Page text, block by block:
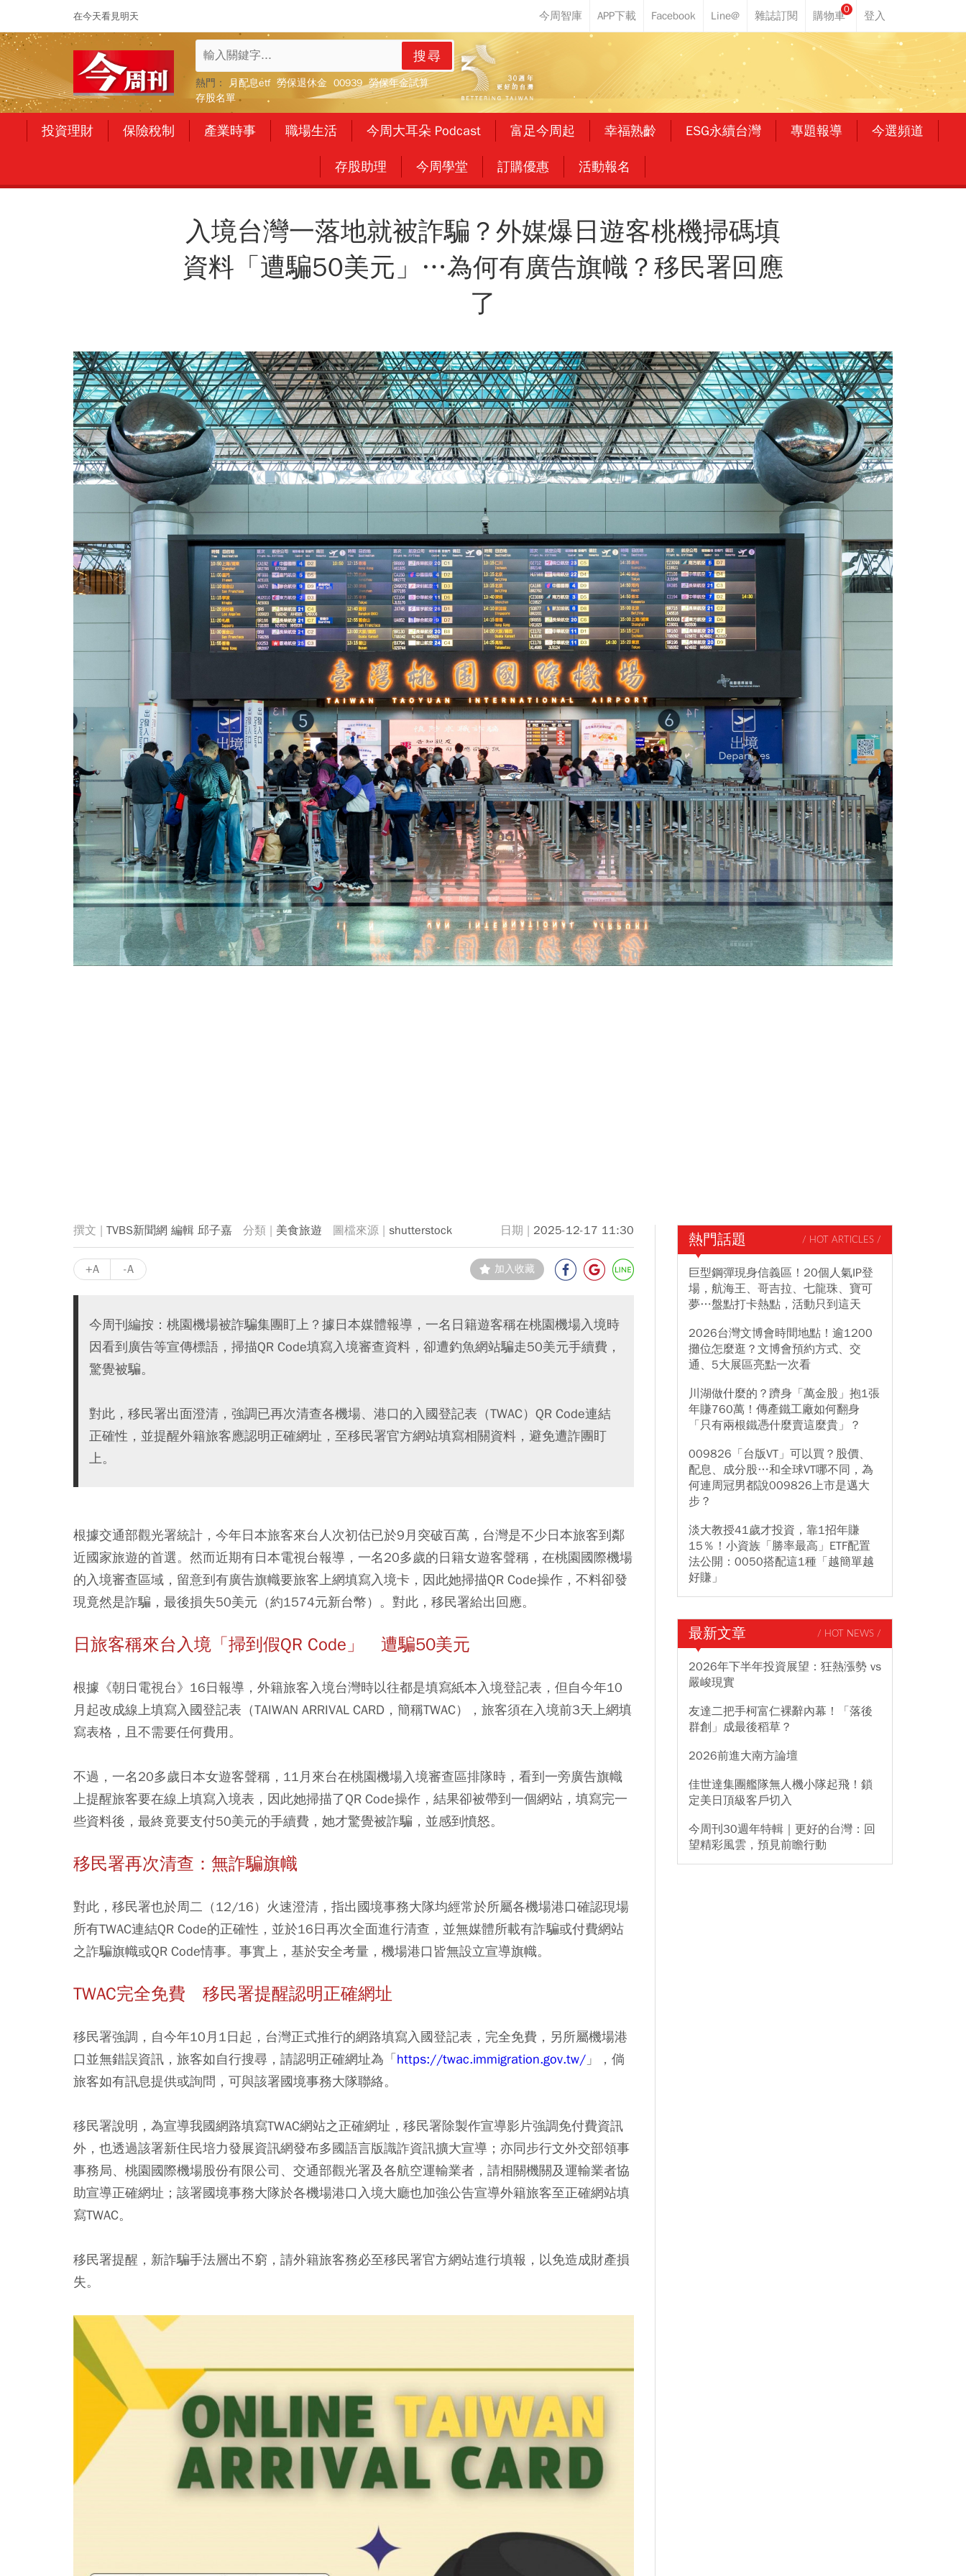
在今天看見明天
0
搜尋
熱門： 月配息etf 勞保退休金 00939 勞保年金試算
存股名單
投資理財 保險稅制 產業時事 職場生活 今周大耳朵 Podcast 富足今周起 幸福熟齡 ESG永續台灣 專題報導 今選頻道
存股助理 今周學堂 訂購優惠 活動報名
入境台灣一落地就被詐騙？外媒爆日遊客桃機掃碼填
資料「遭騙50美元」…為何有廣告旗幟？移民署回應
了
TVBS新聞網 編輯 邱子嘉 美食旅遊 shutterstock 2025-12-17 11:30
+A -A 加入收藏
今周刊編按：桃園機場被詐騙集團盯上？據日本媒體報導，一名日籍遊客稱在桃園機場入境時
因看到廣告等宣傳標語，掃描QR Code填寫入境審查資料，卻遭釣魚網站騙走50美元手續費，
驚覺被騙。
對此，移民署出面澄清，強調已再次清查各機場、港口的入國登記表（TWAC）QR Code連結
正確性，並提醒外籍旅客應認明正確網址，至移民署官方網站填寫相關資料，避免遭詐團盯
上。
根據交通部觀光署統計，今年日本旅客來台人次初估已於9月突破百萬，台灣是不少日本旅客到鄰
近國家旅遊的首選。然而近期有日本電視台報導，一名20多歲的日籍女遊客聲稱，在桃園國際機場
的入境審查區域，留意到有廣告旗幟要旅客上網填寫入境卡，因此她掃描QR Code操作，不料卻發
現竟然是詐騙，最後損失50美元（約1574元新台幣）。對此，移民署給出回應。
日旅客稱來台入境「掃到假QR Code」 遭騙50美元
根據《朝日電視台》16日報導，外籍旅客入境台灣時以往都是填寫紙本入境登記表，但自今年10
月起改成線上填寫入國登記表（TAIWAN ARRIVAL CARD，簡稱TWAC），旅客須在入境前3天上網填
寫表格，且不需要任何費用。
不過，一名20多歲日本女遊客聲稱，11月來台在桃園機場入境審查區排隊時，看到一旁廣告旗幟
上提醒旅客要在線上填寫入境表，因此她掃描了QR Code操作，結果卻被帶到一個網站，填寫完一
些資料後，最終竟要支付50美元的手續費，她才驚覺被詐騙，並感到憤怒。
移民署再次清查：無詐騙旗幟
對此，移民署也於周二（12/16）火速澄清，指出國境事務大隊均經常於所屬各機場港口確認現場
所有TWAC連結QR Code的正確性，並於16日再次全面進行清查，並無媒體所載有詐騙或付費網站
之詐騙旗幟或QR Code情事。事實上，基於安全考量，機場港口皆無設立宣導旗幟。
TWAC完全免費 移民署提醒認明正確網址
移民署強調，自今年10月1日起，台灣正式推行的網路填寫入國登記表，完全免費，另所屬機場港
口並無錯誤資訊，旅客如自行搜尋，請認明正確網址為「https://twac.immigration.gov.tw/ 」，倘
旅客如有訊息提供或詢問，可與該署國境事務大隊聯絡。
移民署說明，為宣導我國網路填寫TWAC網站之正確網址，移民署除製作宣導影片強調免付費資訊
外，也透過該署新住民培力發展資訊網發布多國語言版識詐資訊擴大宣導；亦同步行文外交部領事
事務局、桃園國際機場股份有限公司、交通部觀光署及各航空運輸業者，請相關機關及運輸業者協
助宣導正確網址；該署國境事務大隊於各機場港口入境大廳也加強公告宣導外籍旅客至正確網站填
寫TWAC。
移民署提醒，新詐騙手法層出不窮，請外籍旅客務必至移民署官方網站進行填報，以免造成財產損
失。
熱門話題 / HOT ARTICLES /
巨型鋼彈現身信義區！20個人氣IP登
場，航海王、哥吉拉、七龍珠、寶可
夢…盤點打卡熱點，活動只到這天
2026台灣文博會時間地點！逾1200
攤位怎麼逛？文博會預約方式、交
通、5大展區亮點一次看
川湖做什麼的？躋身「萬金股」抱1張
年賺760萬！傳產鐵工廠如何翻身
「只有兩根鐵憑什麼賣這麼貴」？
009826「台版VT」可以買？股價、
配息、成分股…和全球VT哪不同，為
何連周冠男都說009826上市是邁大
步？
淡大教授41歲才投資，靠1招年賺
15％！小資族「勝率最高」ETF配置
法公開：0050搭配這1種「越簡單越
好賺」
最新文章 / HOT NEWS /
2026年下半年投資展望：狂熱漲勢 vs
嚴峻現實
友達二把手柯富仁裸辭內幕！「落後
群創」成最後稻草？
2026前進大南方論壇
佳世達集團艦隊無人機小隊起飛！鎖
定美日頂級客戶切入
今周刊30週年特輯｜更好的台灣：回
望精彩風雲，預見前瞻行動